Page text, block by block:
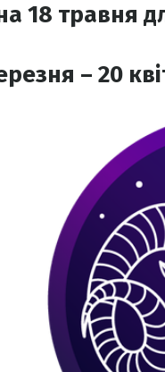
18 травня
– 20